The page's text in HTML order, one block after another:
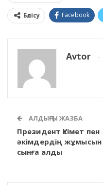
Бөлісу Facebook
Avtor
АЛДЫҢҒЫ ЖАЗБА
Президент Үкімет пен
әкімдердің жұмысын
сынға алды